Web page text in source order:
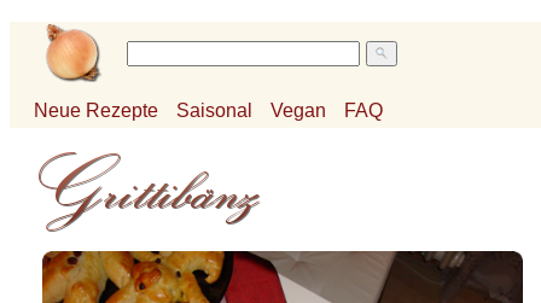
Neue Rezepte Saisonal Vegan FAQ